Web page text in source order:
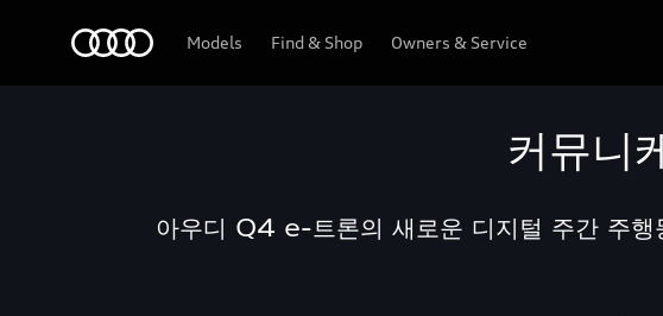
Models Find & Shop Owners & Service
커뮤니
아우디 Q4 e-트론의 새로운 디지털 주간 주행